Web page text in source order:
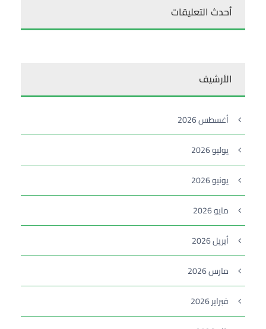
أحدث التعليقات
الأرشيف
أغسطس 2026
يوليو 2026
يونيو 2026
مايو 2026
أبريل 2026
مارس 2026
فبراير 2026